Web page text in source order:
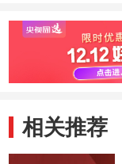
相关推荐